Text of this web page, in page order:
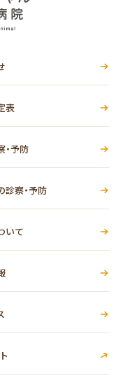
表
・予防
診察・予防
いて